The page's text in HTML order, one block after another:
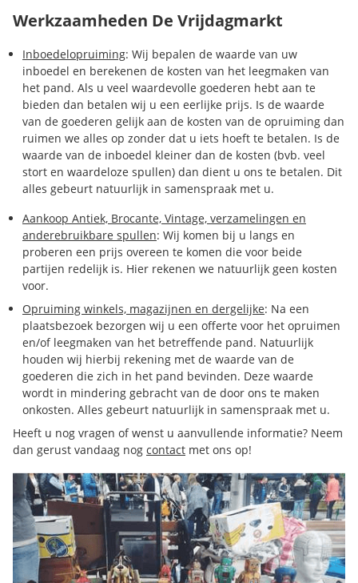
Werkzaamheden De Vrijdagmarkt
Inboedelopruiming: Wij bepalen de waarde van uw
inboedel en berekenen de kosten van het leegmaken van
het pand. Als u veel waardevolle goederen hebt aan te
bieden dan betalen wij u een eerlijke prijs. Is de waarde
van de goederen gelijk aan de kosten van de opruiming dan
ruimen we alles op zonder dat u iets hoeft te betalen. Is de
waarde van de inboedel kleiner dan de kosten (bvb. veel
stort en waardeloze spullen) dan dient u ons te betalen. Dit
alles gebeurt natuurlijk in samenspraak met u.
Aankoop Antiek, Brocante, Vintage, verzamelingen en
anderebruikbare spullen: Wij komen bij u langs en
proberen een prijs overeen te komen die voor beide
partijen redelijk is. Hier rekenen we natuurlijk geen kosten
voor.
Opruiming winkels, magazijnen en dergelijke: Na een
plaatsbezoek bezorgen wij u een offerte voor het opruimen
en/of leegmaken van het betreffende pand. Natuurlijk
houden wij hierbij rekening met de waarde van de
goederen die zich in het pand bevinden. Deze waarde
wordt in mindering gebracht van de door ons te maken
onkosten. Alles gebeurt natuurlijk in samenspraak met u.
Heeft u nog vragen of wenst u aanvullende informatie? Neem
dan gerust vandaag nog contact met ons op!